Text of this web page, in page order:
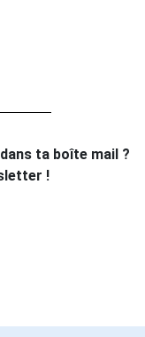
ta boîte mail ?
!